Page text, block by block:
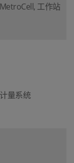
工作站
量系统